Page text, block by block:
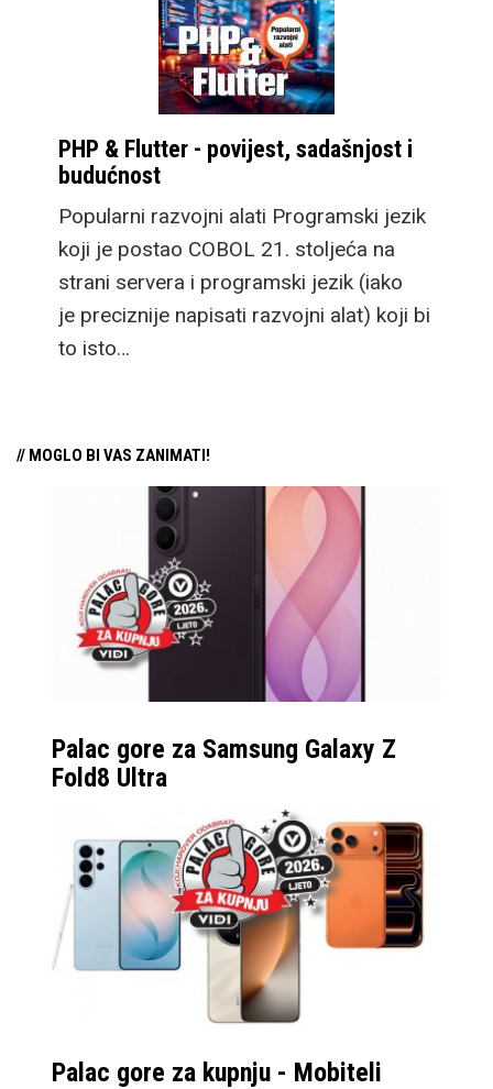
PHP & Flutter - povijest, sadašnjost i
budućnost
Popularni razvojni alati Programski jezik
koji je postao COBOL 21. stoljeća na
strani servera i programski jezik (iako
je preciznije napisati razvojni alat) koji bi
to isto…
// MOGLO BI VAS ZANIMATI!
Palac gore za Samsung Galaxy Z
Fold8 Ultra
Palac gore za kupnju - Mobiteli